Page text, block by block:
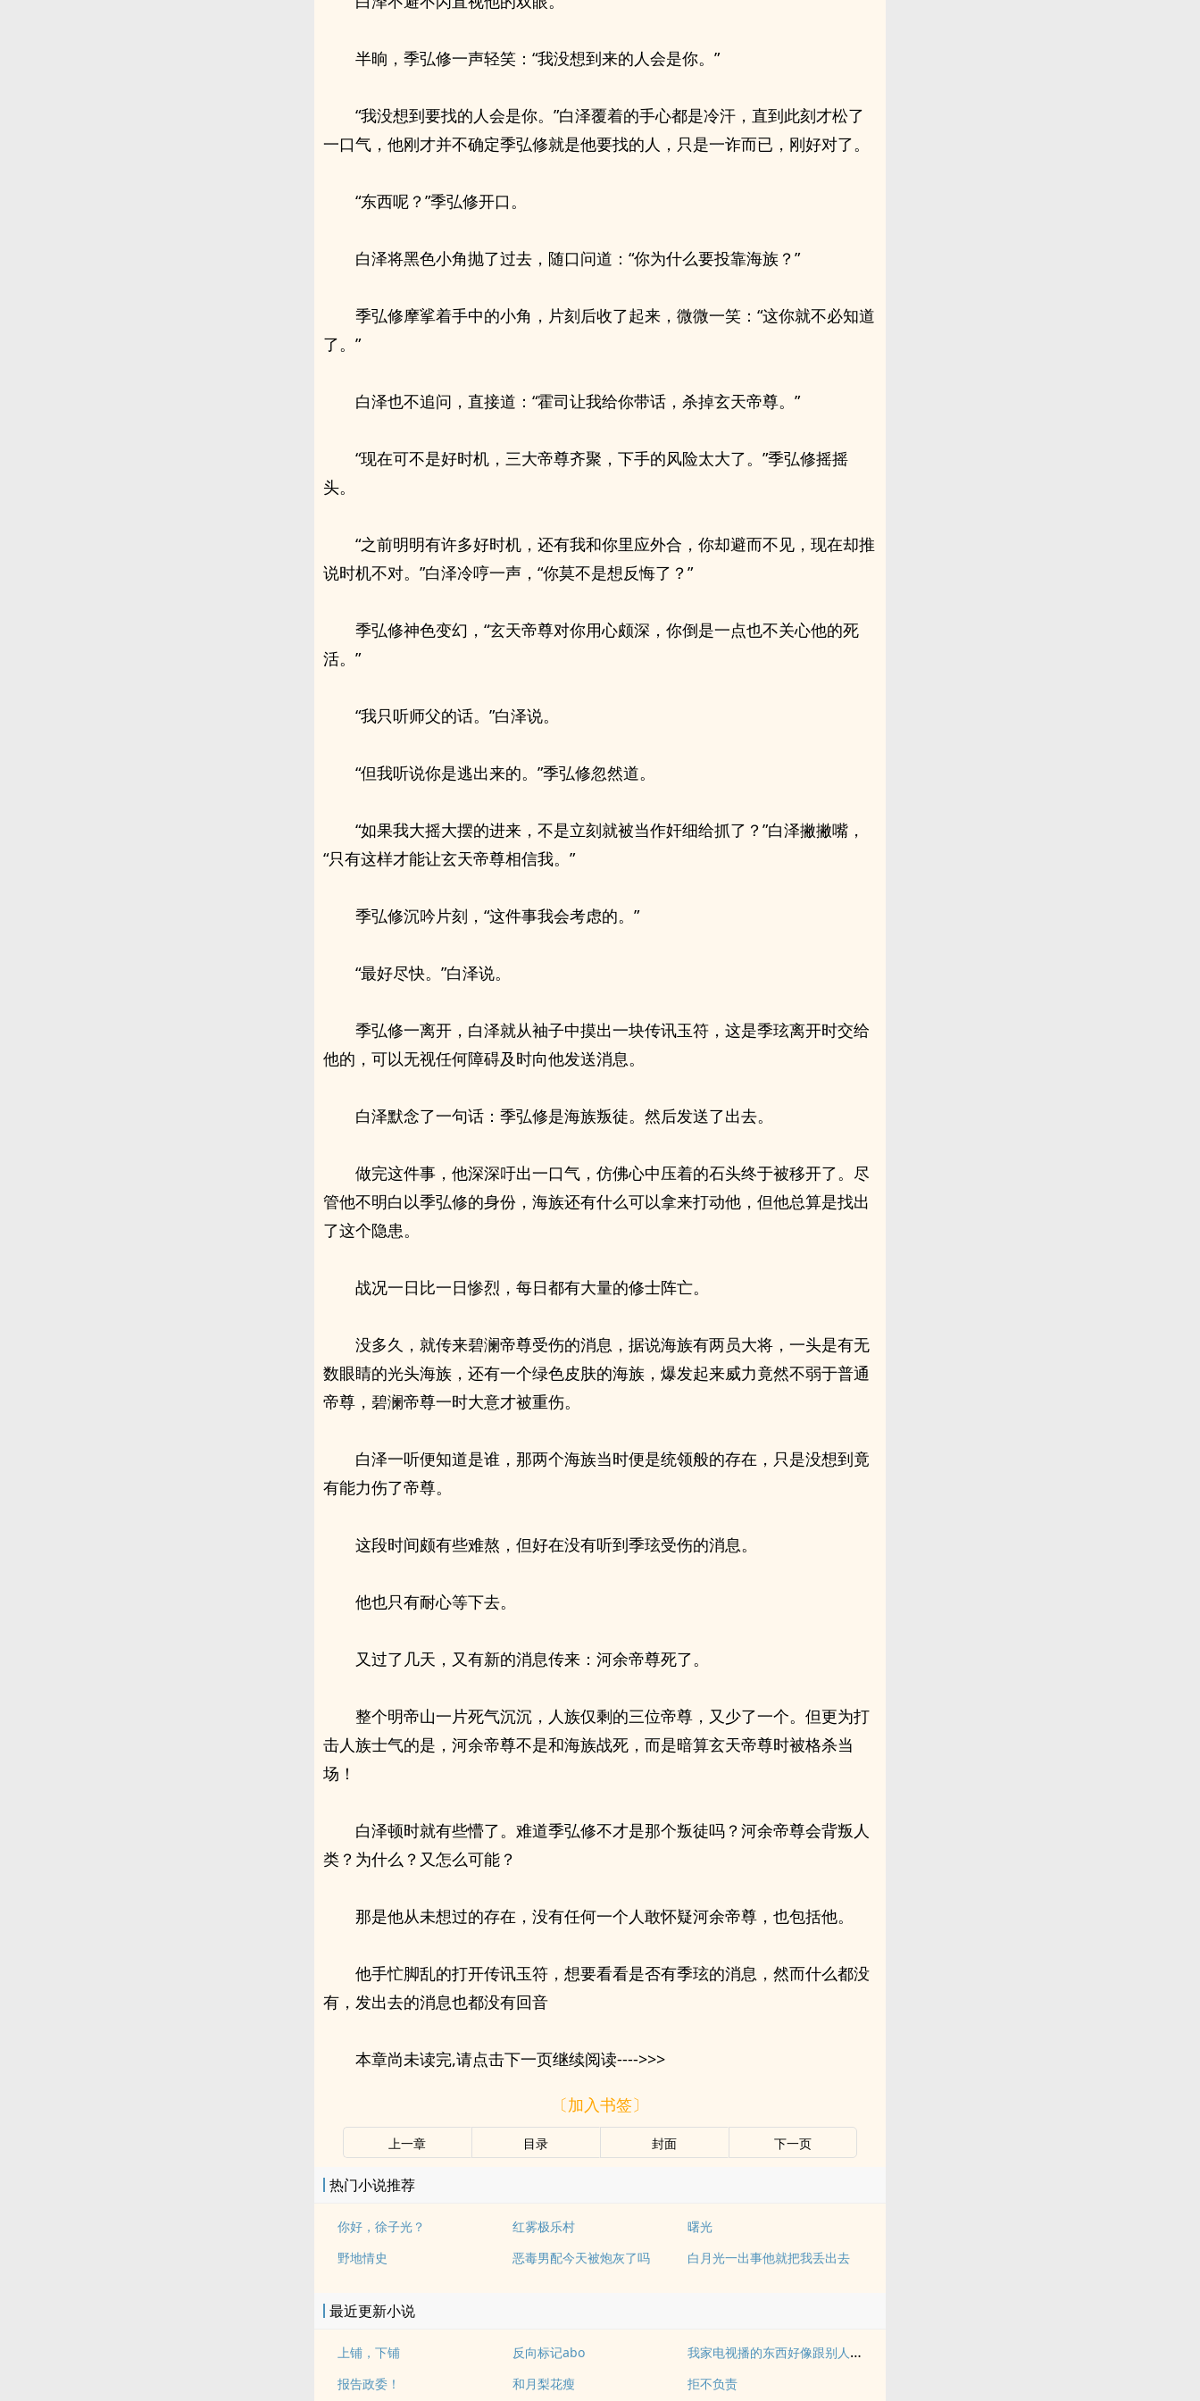
半晌，季弘修一声轻笑：“我没想到来的人会是你。”
“我没想到要找的人会是你。”白泽覆着的手心都是冷汗，直到此刻才松了
一口气，他刚才并不确定季弘修就是他要找的人，只是一诈而已，刚好对了。
“东西呢？”季弘修开口。
白泽将黑色小角抛了过去，随口问道：“你为什么要投靠海族？”
季弘修摩挲着手中的小角，片刻后收了起来，微微一笑：“这你就不必知道
了。”
白泽也不追问，直接道：“霍司让我给你带话，杀掉玄天帝尊。”
“现在可不是好时机，三大帝尊齐聚，下手的风险太大了。”季弘修摇摇
头。
“之前明明有许多好时机，还有我和你里应外合，你却避而不见，现在却推
说时机不对。”白泽冷哼一声，“你莫不是想反悔了？”
季弘修神色变幻，“玄天帝尊对你用心颇深，你倒是一点也不关心他的死
活。”
“我只听师父的话。”白泽说。
“但我听说你是逃出来的。”季弘修忽然道。
“如果我大摇大摆的进来，不是立刻就被当作奸细给抓了？”白泽撇撇嘴，
“只有这样才能让玄天帝尊相信我。”
季弘修沉吟片刻，“这件事我会考虑的。”
“最好尽快。”白泽说。
季弘修一离开，白泽就从袖子中摸出一块传讯玉符，这是季玹离开时交给
他的，可以无视任何障碍及时向他发送消息。
白泽默念了一句话：季弘修是海族叛徒。然后发送了出去。
做完这件事，他深深吁出一口气，仿佛心中压着的石头终于被移开了。尽
管他不明白以季弘修的身份，海族还有什么可以拿来打动他，但他总算是找出
了这个隐患。
战况一日比一日惨烈，每日都有大量的修士阵亡。
没多久，就传来碧澜帝尊受伤的消息，据说海族有两员大将，一头是有无
数眼睛的光头海族，还有一个绿色皮肤的海族，爆发起来威力竟然不弱于普通
帝尊，碧澜帝尊一时大意才被重伤。
白泽一听便知道是谁，那两个海族当时便是统领般的存在，只是没想到竟
有能力伤了帝尊。
这段时间颇有些难熬，但好在没有听到季玹受伤的消息。
他也只有耐心等下去。
又过了几天，又有新的消息传来：河余帝尊死了。
整个明帝山一片死气沉沉，人族仅剩的三位帝尊，又少了一个。但更为打
击人族士气的是，河余帝尊不是和海族战死，而是暗算玄天帝尊时被格杀当
场！
白泽顿时就有些懵了。难道季弘修不才是那个叛徒吗？河余帝尊会背叛人
类？为什么？又怎么可能？
那是他从未想过的存在，没有任何一个人敢怀疑河余帝尊，也包括他。
他手忙脚乱的打开传讯玉符，想要看看是否有季玹的消息，然而什么都没
有，发出去的消息也都没有回音
本章尚未读完,请点击下一页继续阅读---->>>
〔加入书签〕
上一章 目录 封面 下一页
热门小说推荐
你好，徐子光？ 红雾极乐村
曙光
野地情史
恶毒男配今天被炮灰了吗 白月光一出事他就把我丢出去
最近更新小说
上铺，下铺 反向标记abo 我家电视播的东西好像跟别人家的不一样
报告政委！ 和月梨花瘦 拒不负责